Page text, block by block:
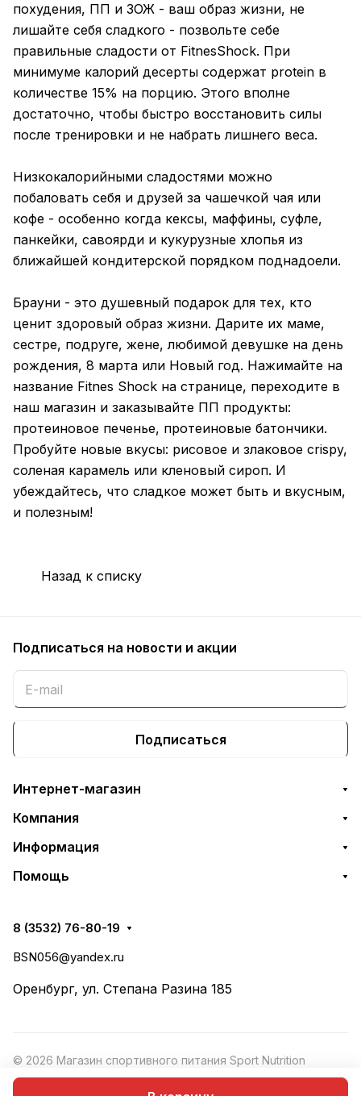
похудения, ПП и ЗОЖ - ваш образ жизни, не
лишайте себя сладкого - позвольте себе
правильные сладости от FitnesShock. При
минимуме калорий десерты содержат protein в
количестве 15% на порцию. Этого вполне
достаточно, чтобы быстро восстановить силы
после тренировки и не набрать лишнего веса.
Низкокалорийными сладостями можно
побаловать себя и друзей за чашечкой чая или
кофе - особенно когда кексы, маффины, суфле,
панкейки, савоярди и кукурузные хлопья из
ближайшей кондитерской порядком поднадоели.
Брауни - это душевный подарок для тех, кто
ценит здоровый образ жизни. Дарите их маме,
сестре, подруге, жене, любимой девушке на день
рождения, 8 марта или Новый год. Нажимайте на
название Fitnes Shock на странице, переходите в
наш магазин и заказывайте ПП продукты:
протеиновое печенье, протеиновые батончики.
Пробуйте новые вкусы: рисовое и злаковое crispy,
соленая карамель или кленовый сироп. И
убеждайтесь, что сладкое может быть и вкусным,
и полезным!
Назад к списку
Подписаться на новости и акции
Подписаться
Интернет-магазин
Компания
Информация
Помощь
8 (3532) 76-80-19
BSN056@yandex.ru
Оренбург, ул. Степана Разина 185
© 2026 Магазин спортивного питания Sport Nutrition
Рекомендательные